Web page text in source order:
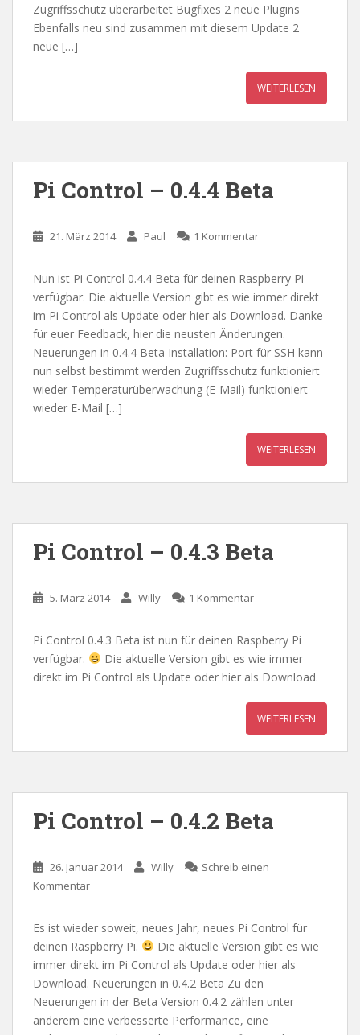
Zugriffsschutz überarbeitet Bugfixes 2 neue Plugins
Ebenfalls neu sind zusammen mit diesem Update 2
neue […]
WEITERLESEN
Pi Control – 0.4.4 Beta
21. März 2014 Paul 1 Kommentar
Nun ist Pi Control 0.4.4 Beta für deinen Raspberry Pi
verfügbar. Die aktuelle Version gibt es wie immer direkt
im Pi Control als Update oder hier als Download. Danke
für euer Feedback, hier die neusten Änderungen.
Neuerungen in 0.4.4 Beta Installation: Port für SSH kann
nun selbst bestimmt werden Zugriffsschutz funktioniert
wieder Temperaturüberwachung (E-Mail) funktioniert
wieder E-Mail […]
WEITERLESEN
Pi Control – 0.4.3 Beta
5. März 2014 Willy 1 Kommentar
Pi Control 0.4.3 Beta ist nun für deinen Raspberry Pi
verfügbar.
Die aktuelle Version gibt es wie immer
direkt im Pi Control als Update oder hier als Download.
WEITERLESEN
Pi Control – 0.4.2 Beta
26. Januar 2014 Willy
Schreib einen
Kommentar
Es ist wieder soweit, neues Jahr, neues Pi Control für
deinen Raspberry Pi.
Die aktuelle Version gibt es wie
immer direkt im Pi Control als Update oder hier als
Download. Neuerungen in 0.4.2 Beta Zu den
Neuerungen in der Beta Version 0.4.2 zählen unter
anderem eine verbesserte Performance, eine